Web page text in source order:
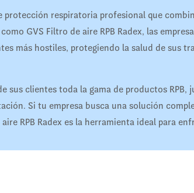
protección respiratoria profesional que
GVS Filtro de aire RPB Radex, las
más hostiles, protegiendo la salud de sus
sus clientes toda la gama de productos
Si tu empresa busca una solución
RPB Radex es la herramienta ideal para